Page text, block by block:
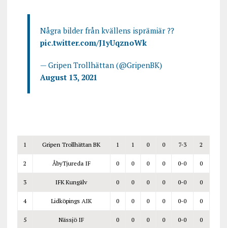
Några bilder från kvällens isprämiär ??
pic.twitter.com/J1yUqznoWk
— Gripen Trollhättan (@GripenBK)
August 13, 2021
1 Gripen Trollhättan BK 1 1 0 0 7-3 2
2 ÅbyTjureda IF 0 0 0 0 0-0 0
3 IFK Kungälv 0 0 0 0 0-0 0
4 Lidköpings AIK 0 0 0 0 0-0 0
5 Nässjö IF 0 0 0 0 0-0 0